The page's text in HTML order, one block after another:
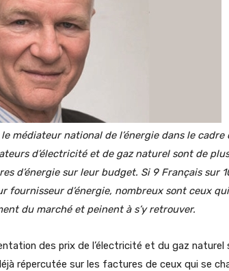
médiateur national de l’énergie dans le cadre
d’électricité et de gaz naturel sont de
d’énergie sur leur budget. Si 9 Français sur
fournisseur d’énergie, nombreux sont ceux
du marché et peinent à s’y retrouver.
des prix de l’électricité et du gaz naturel
répercutée sur les factures de ceux qui se